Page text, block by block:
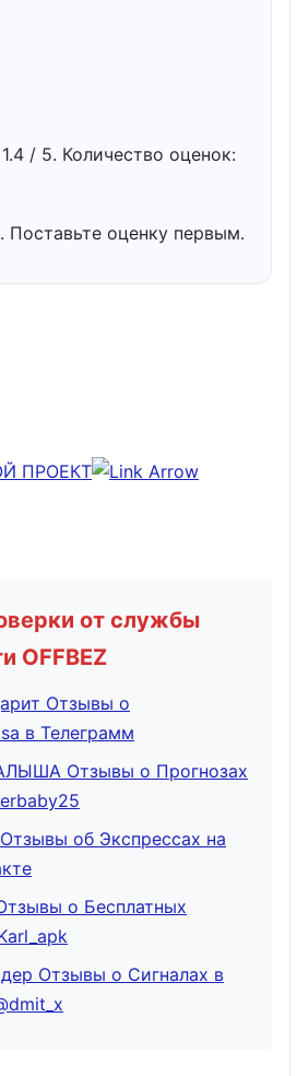
1.4 / 5. Количество оценок:
Поставьте оценку первым.
ПРОЕКТ
от службы
OFFBEZ
Отзывы о
в Телеграмм
Отзывы о Прогнозах
об Экспрессах на
о Бесплатных
Отзывы о Сигналах в